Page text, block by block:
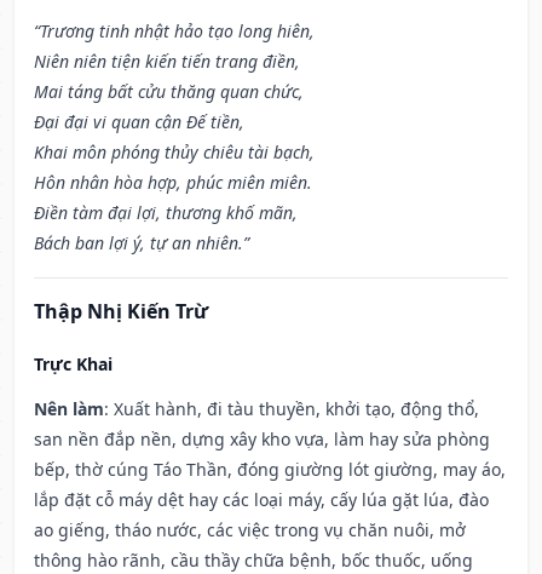
“Trương tinh nhật hảo tạo long hiên,
Niên niên tiện kiến tiến trang điền,
Mai táng bất cửu thăng quan chức,
Đại đại vi quan cận Đế tiền,
Khai môn phóng thủy chiêu tài bạch,
Hôn nhân hòa hợp, phúc miên miên.
Điền tàm đại lợi, thương khố mãn,
Bách ban lợi ý, tự an nhiên.”
Thập Nhị Kiến Trừ
Trực Khai
Nên làm: Xuất hành, đi tàu thuyền, khởi tạo, động thổ,
san nền đắp nền, dựng xây kho vựa, làm hay sửa phòng
bếp, thờ cúng Táo Thần, đóng giường lót giường, may áo,
lắp đặt cỗ máy dệt hay các loại máy, cấy lúa gặt lúa, đào
ao giếng, tháo nước, các việc trong vụ chăn nuôi, mở
thông hào rãnh, cầu thầy chữa bệnh, bốc thuốc, uống